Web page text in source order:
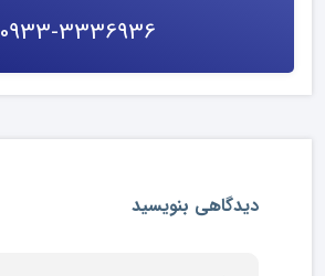
0933-3336936
دیدگاهی بنویسید